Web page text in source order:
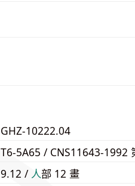
GHZ-10222.04
T6-5A65 / CNS11643-1992
9.12 / ⼈部 12 畫